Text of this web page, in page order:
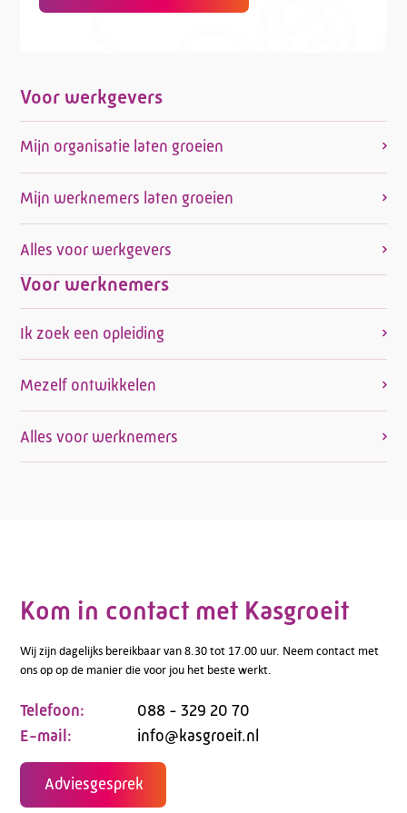
Voor werkgevers
Mijn organisatie laten groeien
Mijn werknemers laten groeien
Alles voor werkgevers
Voor werknemers
Ik zoek een opleiding
Mezelf ontwikkelen
Alles voor werknemers
Kom in contact met Kasgroeit
Wij zijn dagelijks bereikbaar van 8.30 tot 17.00 uur. Neem contact met
ons op op de manier die voor jou het beste werkt.
Telefoon:
088 - 329 20 70
E-mail:
info@kasgroeit.nl
Adviesgesprek